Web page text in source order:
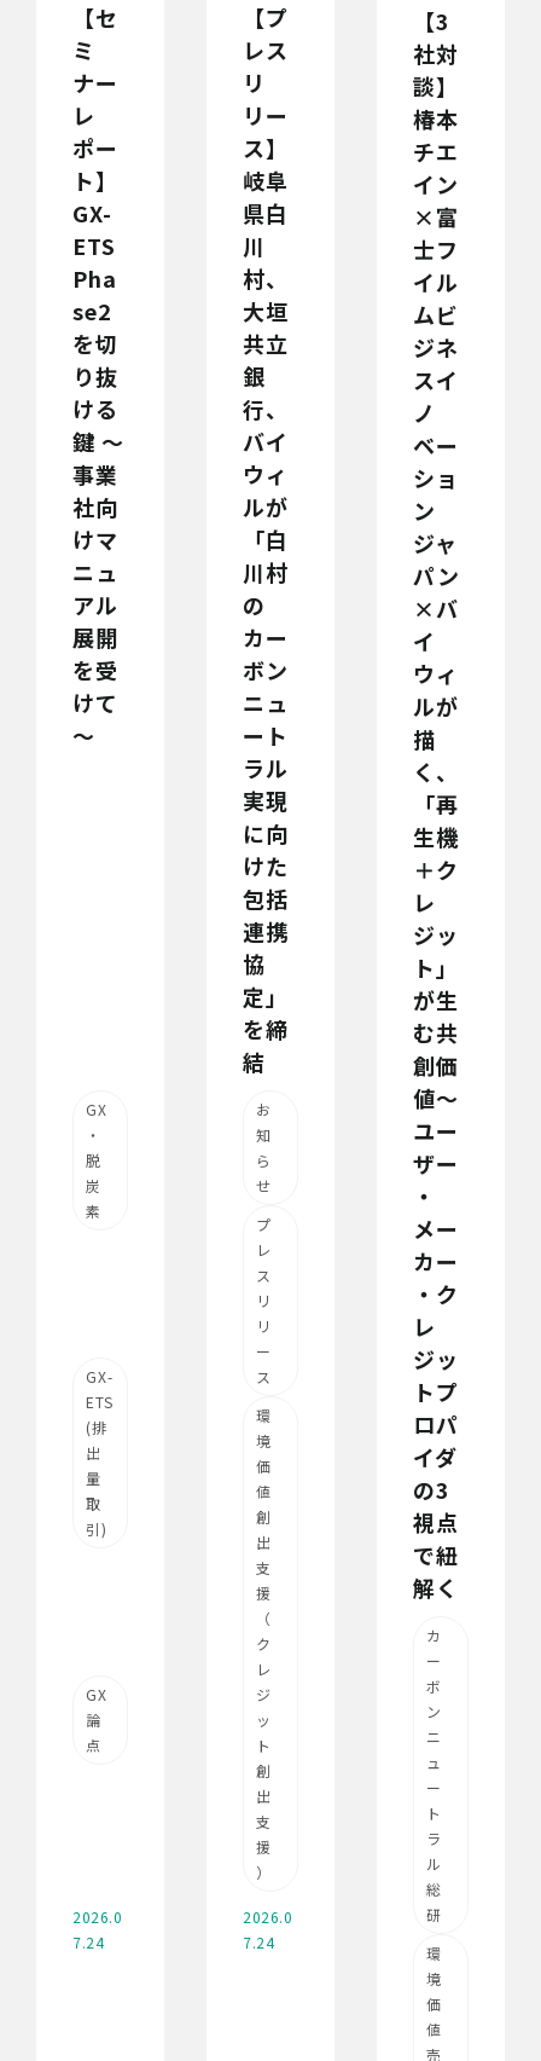
【セ
ミ
ナー
レ
ポー
ト】
GX-
ETS
Pha
se2
を切
り抜
ける
鍵 ～
事業
社向
けマ
ニュ
アル
展開
を受
けて
～
GX
・
脱
炭
素
GX-
ETS
(排
出
量
取
引)
GX
論
点
2026.0
7.24
【プ
レス
リ
リー
ス】
岐阜
県白
川
村、
大垣
共立
銀
行、
バイ
ウィ
ルが
「白
川村
の
カー
ボン
ニュ
ート
ラル
実現
に向
けた
包括
連携
協
定」
を締
結
お
知
ら
せ
プ
レ
ス
リ
リ
ー
ス
環
境
価
値
創
出
支
援
（
ク
レ
ジ
ッ
ト
創
出
支
援
）
2026.0
7.24
【3
社対
談】
椿本
チエ
イン
×富
士フ
イル
ムビ
ジネ
スイ
ノ
ベー
ショ
ン
ジャ
パン
×バ
イ
ウィ
ルが
描
く、
「再
生機
＋ク
レ
ジッ
ト」
が生
む共
創価
値～
ユー
ザー
・
メー
カー
・ク
レ
ジッ
トプ
ロパ
イダ
の3
視点
で紐
解く
カ
ー
ボ
ン
ニ
ュ
ー
ト
ラ
ル
総
研
環
境
価
値
売